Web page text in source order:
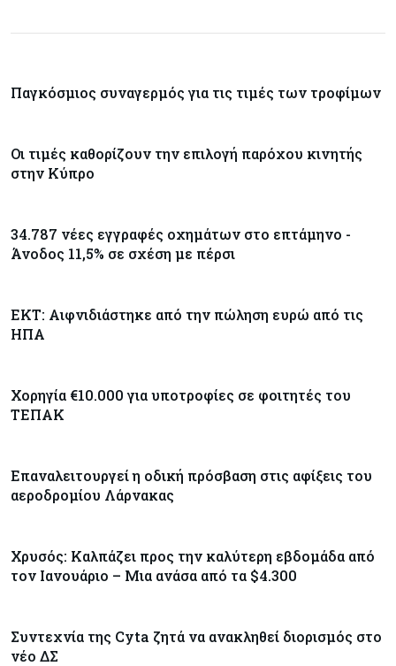
Crypto 07-08-2026
Καλπάζουν τα Airbnb στην Ελλάδα - Σχεδόν
sold out τα νησιά
Goldman Sachs: Το Brent θα κυμανθεί στα $80-
90/βαρέλι μέχρι να υπάρξουν εξελίξεις στη
07-08-2026
Ορμούζ
Ευρωπαϊκή αυτοκινητοβιομηχανία: Αναζητά
σωσίβιο στην Κίνα
Πώς οι κυπριακές τράπεζες «τιμολογούν» τον
Παγκόσμιος συναγερμός για τις τιμές των τροφίμων
Οι τιμές καθορίζουν την επιλογή παρόχου κινητής
στην Κύπρο
34.787 νέες εγγραφές οχημάτων στο επτάμηνο -
Άνοδος 11,5% σε σχέση με πέρσι
ΕΚΤ: Αιφνιδιάστηκε από την πώληση ευρώ από τις
ΗΠΑ
Χορηγία €10.000 για υποτροφίες σε φοιτητές του
ΤΕΠΑΚ
Επαναλειτουργεί η οδική πρόσβαση στις αφίξεις του
αεροδρομίου Λάρνακας
Χρυσός: Καλπάζει προς την καλύτερη εβδομάδα από
τον Ιανουάριο – Μια ανάσα από τα $4.300
Συντεχνία της Cyta ζητά να ανακληθεί διορισμός στο
νέο ΔΣ